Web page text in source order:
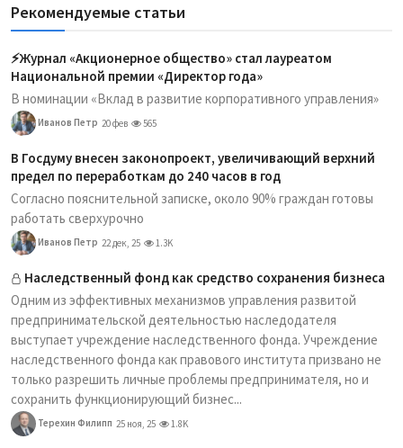
Рекомендуемые статьи
⚡️Журнал «Акционерное общество» стал лауреатом
Национальной премии «Директор года»
В номинации «Вклад в развитие корпоративного управления»
Иванов Петр 20 фев 565
В Госдуму внесен законопроект, увеличивающий верхний
предел по переработкам до 240 часов в год
Согласно пояснительной записке, около 90% граждан готовы
работать сверхурочно
Иванов Петр 22 дек, 25 1.3K
Наследственный фонд как средство сохранения бизнеса
Одним из эффективных механизмов управления развитой
предпринимательской деятельностью наследодателя
выступает учреждение наследственного фонда. Учреждение
наследственного фонда как правового института призвано не
только разрешить личные проблемы предпринимателя, но и
сохранить функционирующий бизнес...
Терехин Филипп 25 ноя, 25 1.8K